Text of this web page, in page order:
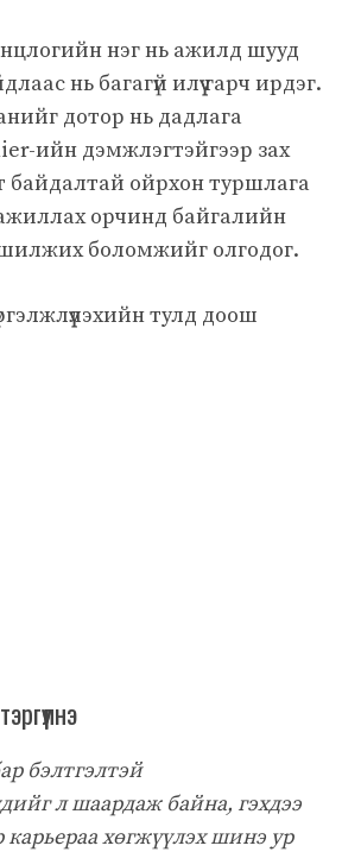
нэг нь ажилд шууд
нь багагүй илүү гарч ирдэг.
дотор нь дадлага
ийн дэмжлэгтэйгээр зах
байдалтай ойрхон туршлага
орчинд байгалийн
боломжийг олгодог.
тулд доош
бэлтгэлтэй
л шаардаж байна, гэхдээ
хөгжүүлэх шинэ ур